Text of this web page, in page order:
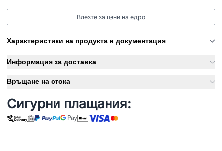
Влезте за цени на едро
Характеристики на продукта и документация
Информация за доставка
Връщане на стока
Сигурни плащания: